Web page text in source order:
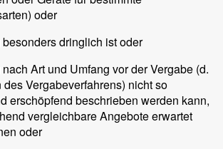
oder
dringlich ist oder
Art und Umfang vor der Vergabe (d.
des Vergabeverfahrens) nicht so
erschöpfend beschrieben werden kann,
vergleichbare Angebote erwartet
oder